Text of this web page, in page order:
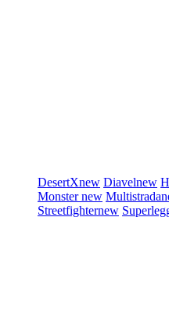
DesertXnew Diavelnew
Monsternew Multistrada
Streetfighternew